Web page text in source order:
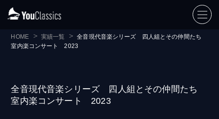
HOME 実績一覧
全音現代音楽シリーズ 四人組とその仲間たち
室内楽コンサート 2023
全音現代音楽シリーズ 四人組とその仲間たち
室内楽コンサート 2023